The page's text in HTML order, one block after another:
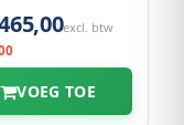
excl. btw
VOEG TOE